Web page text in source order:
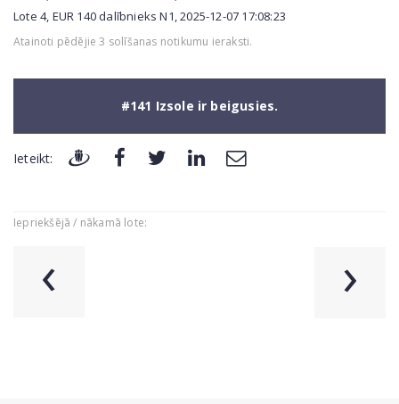
Lote 4, EUR 140 dalībnieks N1, 2025-12-07 17:08:23
Atainoti pēdējie 3 solīšanas notikumu ieraksti.
#141 Izsole ir beigusies.
Ieteikt:
Iepriekšējā / nākamā lote:
‹ ›